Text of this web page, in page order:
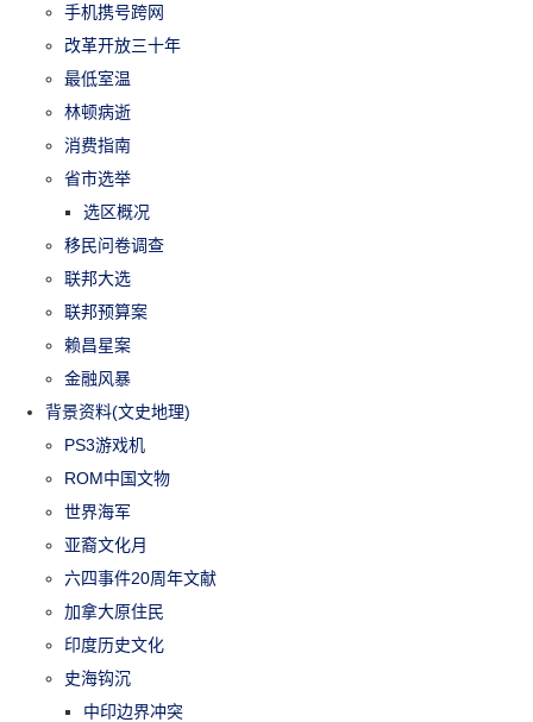
手机携号跨网
改革开放三十年
最低室温
林顿病逝
消费指南
省市选举
选区概况
移民问卷调查
联邦大选
联邦预算案
赖昌星案
金融风暴
背景资料(文史地理)
PS3游戏机
ROM中国文物
世界海军
亚裔文化月
六四事件20周年文献
加拿大原住民
印度历史文化
史海钩沉
中印边界冲突